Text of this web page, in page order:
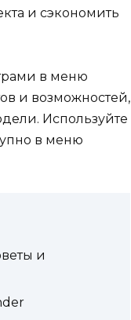
и сэкономить
в меню
и возможностей,
Используйте
в меню
и